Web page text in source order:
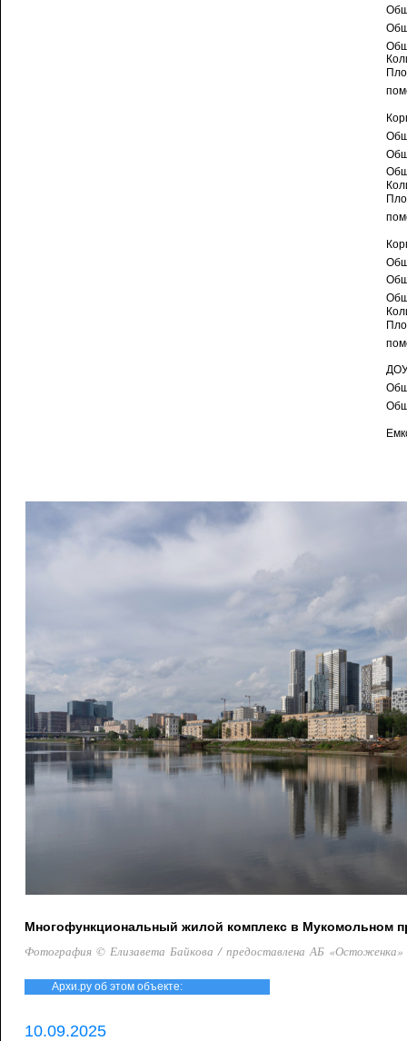
Многофункциональный жилой комплекс в Мукомольном
Фотография © Елизавета Байкова / предоставлена АБ «Остоженка»
Архи.ру об этом объекте:
10.09.2025